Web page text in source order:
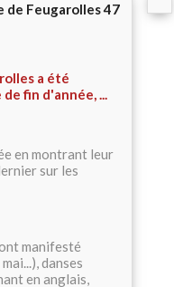
de Feugarolles 47
a été
fin d'année, ...
en montrant leur
sur les
manifesté
danses
en anglais,